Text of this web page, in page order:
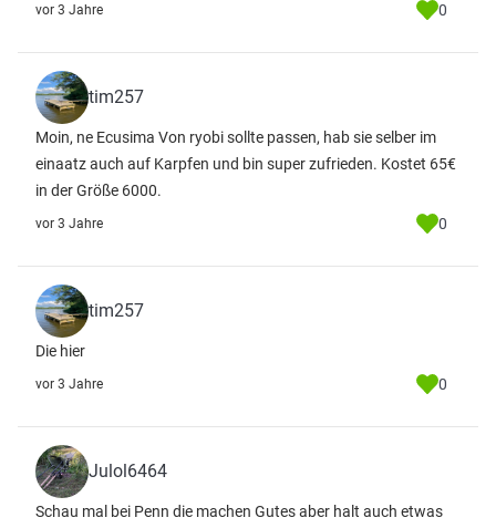
vor 3 Jahre 0
tim257
Moin, ne Ecusima Von ryobi sollte passen, hab sie selber im
einaatz auch auf Karpfen und bin super zufrieden. Kostet 65€
in der Größe 6000.
vor 3 Jahre 0
tim257
Die hier
vor 3 Jahre 0
Julol6464
Schau mal bei Penn die machen Gutes aber halt auch etwas